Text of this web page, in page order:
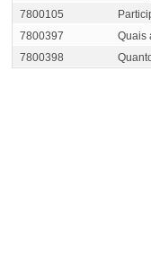
7800105
7800397
Quais
7800398